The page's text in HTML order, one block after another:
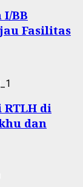
BB
Fasilitas
di
dan